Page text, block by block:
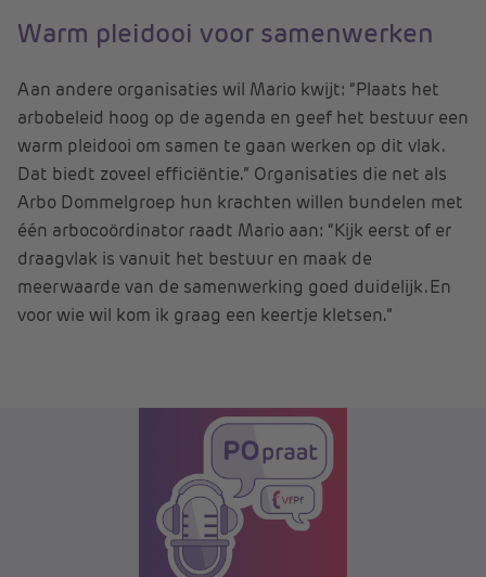
Warm pleidooi voor samenwerken
Aan andere organisaties wil Mario kwijt: “Plaats het
arbobeleid hoog op de agenda en geef het bestuur een
warm pleidooi om samen te gaan werken op dit vlak.
Dat biedt zoveel efficiëntie.” Organisaties die net als
Arbo Dommelgroep hun krachten willen bundelen met
één arbocoördinator raadt Mario aan: “Kijk eerst of er
draagvlak is vanuit het bestuur en maak de
meerwaarde van de samenwerking goed duidelijk. En
voor wie wil kom ik graag een keertje kletsen.”